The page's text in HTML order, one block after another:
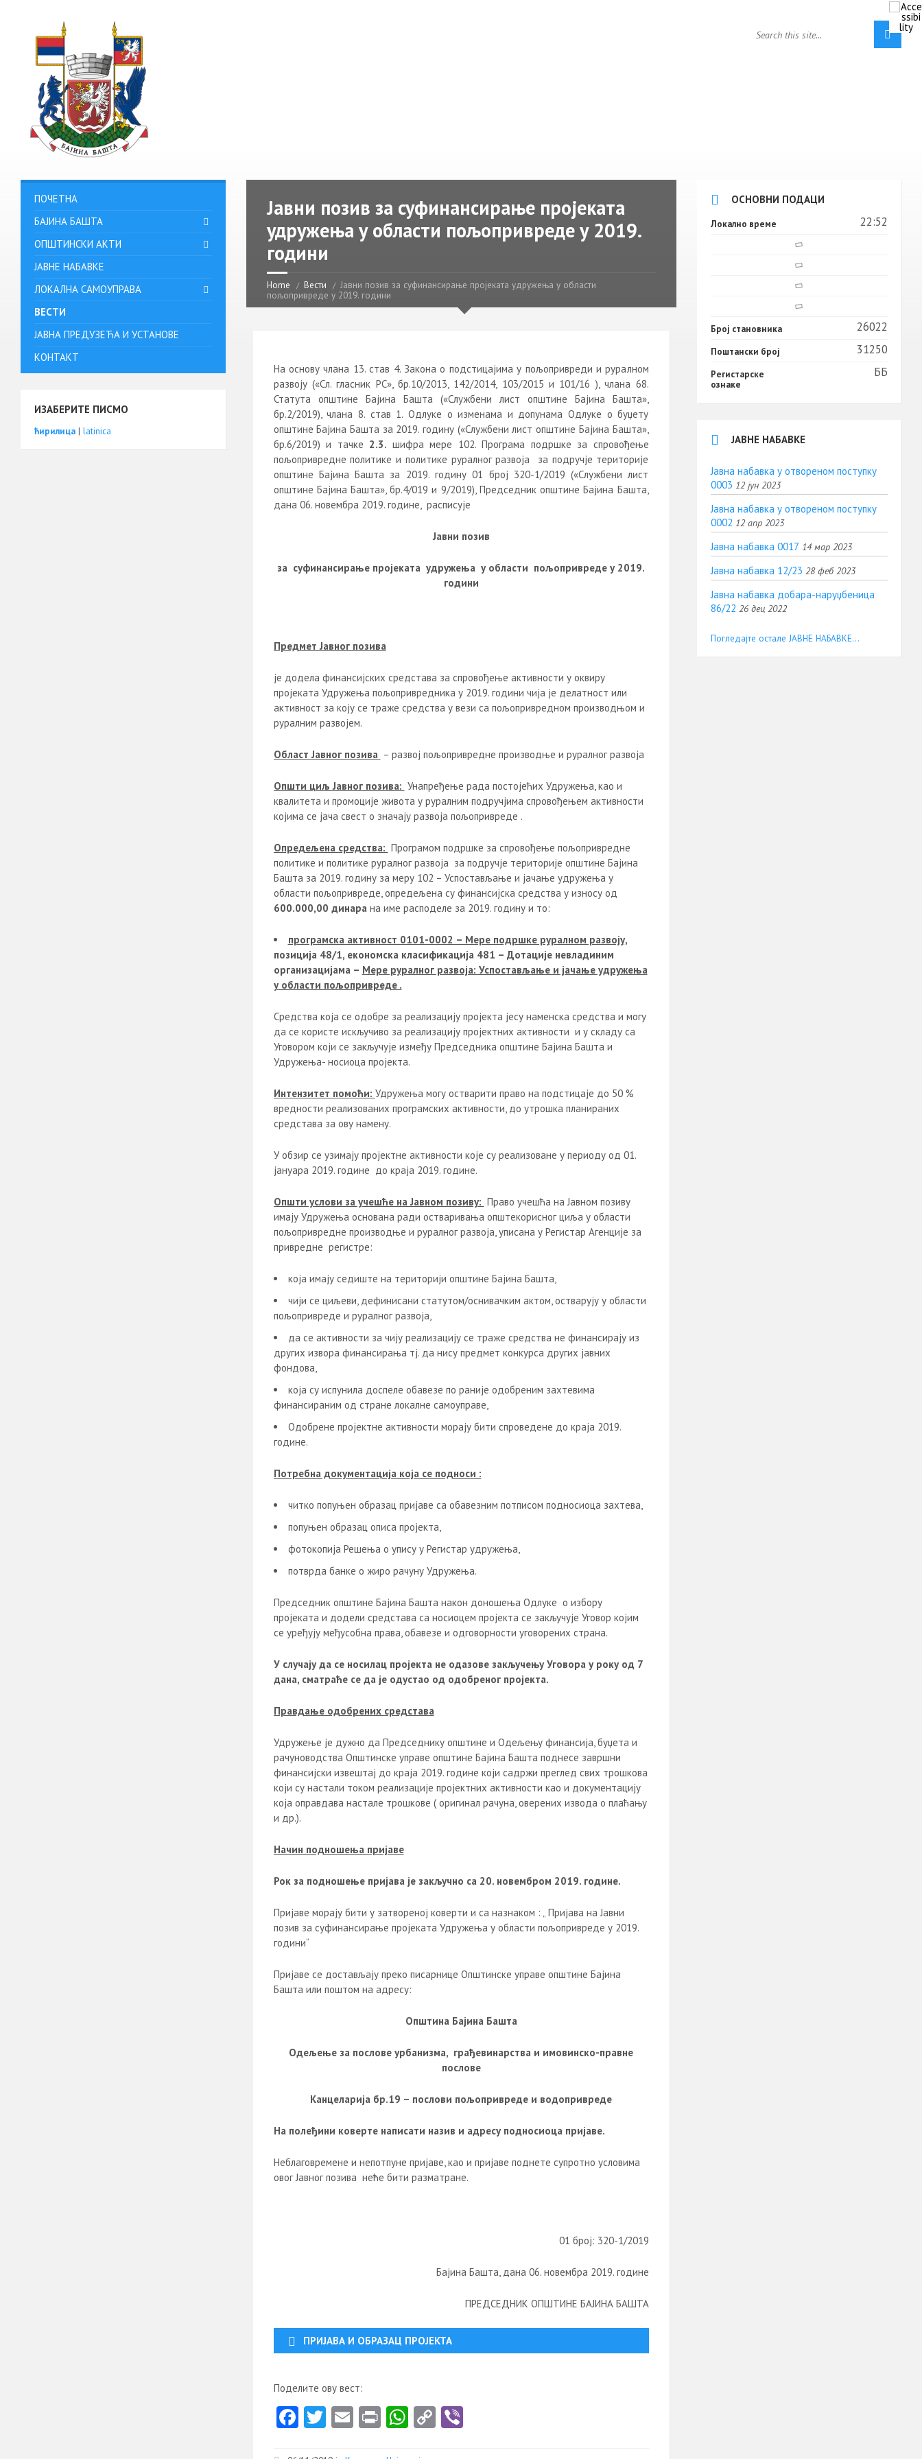
Јавни позив за суфинансирање пројеката
удружења у области пољопривреде у 2019.
години
Home Вести
Јавни позив за суфинансирање пројеката удружења у области
пољопривреде у 2019. години
На основу члана 13. став 4. Закона о подстицајима у пољопривреди и руралном
развоју («Сл. гласник РС», бр.10/2013, 142/2014, 103/2015 и 101/16 ), члана 68.
Статута општине Бајина Башта («Службени лист општине Бајина Башта»,
бр.2/2019), члана 8. став 1. Одлуке о изменама и допунама Одлуке о буџету
општине Бајина Башта за 2019. годину («Службени лист општине Бајина Башта»,
бр.6/2019) и тачке 2.3. шифра мере 102. Програма подршке за спровођење
пољопривредне политике и политике руралног развоја за подручје територије
општине Бајина Башта за 2019. годину 01 број 320-1/2019 («Службени лист
општине Бајина Башта», бр.4/019 и 9/2019), Председник општине Бајина Башта,
дана 06. новембра 2019. године, расписује
Јавни позив
за суфинансирање пројеката удружења у области пољопривреде у 2019.
години
Предмет Јавног позива
је додела финансијских средстава за спровођење активности у оквиру
пројеката Удружења пољопривредника у 2019. години чија је делатност или
активност за коју се траже средства у вези са пољопривредном производњом и
руралним развојем.
Област Јавног позива – развој пољопривредне производње и руралног развоја
Општи циљ Јавног позива: Унапређење рада постојећих Удружења, као и
квалитета и промоције живота у руралним подручјима спровођењем активности
којима се јача свест о значају развоја пољопривреде .
Опредељена средства: Програмом подршке за спровођење пољопривредне
политике и политике руралног развоја за подручје територије општине Бајина
Башта за 2019. годину за меру 102 – Успостављање и јачање удружења у
области пољопривреде, опредељена су финансијска средства у износу од
600.000,00 динара на име расподеле за 2019. годину и то:
програмска активност 0101-0002 – Мере подршке руралном развоју,
позиција 48/1, економска класификација 481 – Дотације невладиним
организацијама – Мере руралног развоја: Успостављање и јачање удружења
у области пољопривреде .
Средства која се одобре за реализацију пројекта јесу наменска средства и могу
да се користе искључиво за реализацију пројектних активности и у складу са
Уговором који се закључује између Председника општине Бајина Башта и
Удружења- носиоца пројекта.
Интензитет помоћи: Удружења могу остварити право на подстицаје до 50 %
вредности реализованих програмских активности, до утрошка планираних
средстава за ову намену.
У обзир се узимају пројектне активности које су реализоване у периоду од 01.
јануара 2019. године до краја 2019. године.
Општи услови за учешће на Јавном позиву: Право учешћа на Јавном позиву
имају Удружења основана ради остваривања општекорисног циља у области
пољопривредне производње и руралног развоја, уписана у Регистар Агенције за
привредне регистре:
која имају седиште на територији општине Бајина Башта,
чији се циљеви, дефинисани статутом/оснивачким актом, остварују у области
пољопривреде и руралног развоја,
да се активности за чију реализацију се траже средства не финансирају из
других извора финансирања тј. да нису предмет конкурса других јавних
фондова,
која су испунила доспеле обавезе по раније одобреним захтевима
финансираним од стране локалне самоуправе,
Одобрене пројектне активности морају бити спроведене до краја 2019.
године.
Потребна документација која се подноси :
читко попуњен образац пријаве са обавезним потписом подносиоца захтева,
попуњен образац описа пројекта,
фотокопија Решења о упису у Регистар удружења,
потврда банке о жиро рачуну Удружења.
Председник општине Бајина Башта након доношења Одлуке о избору
пројеката и додели средстава са носиоцем пројекта се закључује Уговор којим
се уређују међусобна права, обавезе и одговорности уговорених страна.
У случају да се носилац пројекта не одазове закључењу Уговора у року од 7
дана, сматраће се да је одустао од одобреног пројекта.
Правдање одобрених средстава
Удружење је дужно да Председнику општине и Одељењу финансија, буџета и
рачуноводства Општинске управе општине Бајина Башта поднесе завршни
финансијски извештај до краја 2019. године који садржи преглед свих трошкова
који су настали током реализације пројектних активности као и документацију
која оправдава настале трошкове ( оригинал рачуна, оверених извода о плаћању
и др.).
Начин подношења пријаве
Рок за подношење пријава је закључно са 20. новембром 2019. године.
Пријаве морају бити у затвореној коверти и са назнаком : „ Пријава на Јавни
позив за суфинансирање пројеката Удружења у области пољопривреде у 2019.
години“
Пријаве се достављају преко писарнице Општинске управе општине Бајина
Башта или поштом на адресу:
Општина Бајина Башта
Одељење за послове урбанизма, грађевинарства и имовинско-правне
послове
Канцеларија бр.19 – послови пољопривреде и водопривреде
На полеђини коверте написати назив и адресу подносиоца пријаве.
Неблаговремене и непотпуне пријаве, као и пријаве поднете супротно условима
овог Јавног позива неће бити разматране.
01 број: 320-1/2019
Бајина Башта, дана 06. новембра 2019. године
ПРЕДСЕДНИК ОПШТИНЕ БАЈИНА БАШТА
ПРИЈАВА И ОБРАЗАЦ ПРОЈЕКТА
Поделите ову вест:
FaT E Pr W C Vi
ПОЧЕТНА
БАЈИНА БАШТА
ОПШТИНСКИ АКТИ
ЈАВНЕ НАБАВКЕ
ЛОКАЛНА САМОУПРАВА
ВЕСТИ
ЈАВНА ПРЕДУЗЕЋА И УСТАНОВЕ
КОНТАКТ
ИЗАБЕРИТЕ ПИСМО
ћирилица | latinica
ОСНОВНИ ПОДАЦИ
Локално време 22:52
Број становника 26022
Поштански број 31250
Регистарске
ознаке
ББ
ЈАВНЕ НАБАВКЕ
Јавна набавка у отвореном поступку
0003 12 јун 2023
Јавна набавка у отвореном поступку
0002 12 апр 2023
Јавна набавка 0017 14 мар 2023
Јавна набавка 12/23 28 феб 2023
Јавна набавка добара-наруџбеница
86/22 26 дец 2022
Погледајте остале ЈАВНЕ НАБАВКЕ...